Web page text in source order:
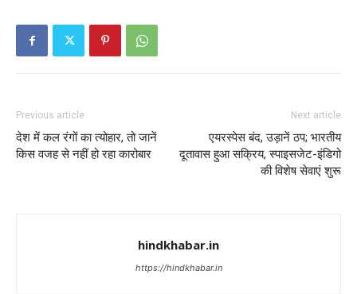
Previous article
देश में कल रंगों का त्योहार, तो जानें
किस वजह से नहीं हो रहा कारोबार
Next article
एयरस्पेस बंद, उड़ानें ठप; भारतीय
दूतावास हुआ सक्रिय, स्पाइसजेट-इंडिगो
की विशेष सेवाएं शुरू
hindkhabar.in
https://hindkhabar.in